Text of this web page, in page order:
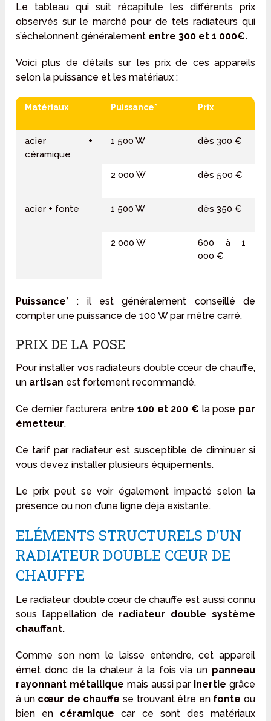
Le tableau qui suit récapitule les différents prix
observés sur le marché pour de tels radiateurs qui
s’échelonnent généralement entre 300 et 1 000€.
Voici plus de détails sur les prix de ces appareils
selon la puissance et les matériaux :
Matériaux Puissance* Prix
acier +
céramique
1 500 W dès 300 €
2 000 W dès 500 €
acier + fonte 1 500 W dès 350 €
2 000 W
600 à 1
000 €
Puissance* : il est généralement conseillé de
compter une puissance de 100 W par mètre carré.
PRIX DE LA POSE
Pour installer vos radiateurs double cœur de chauffe,
un artisan est fortement recommandé.
Ce dernier facturera entre 100 et 200 € la pose par
émetteur.
Ce tarif par radiateur est susceptible de diminuer si
vous devez installer plusieurs équipements.
Le prix peut se voir également impacté selon la
présence ou non d’une ligne déjà existante.
ELÉMENTS STRUCTURELS D’UN
RADIATEUR DOUBLE CŒUR DE
CHAUFFE
Le radiateur double cœur de chauffe est aussi connu
sous l’appellation de radiateur double système
chauffant.
Comme son nom le laisse entendre, cet appareil
émet donc de la chaleur à la fois via un panneau
rayonnant métallique mais aussi par inertie grâce
à un cœur de chauffe se trouvant être en fonte ou
bien en céramiquecar ce sont des matériaux